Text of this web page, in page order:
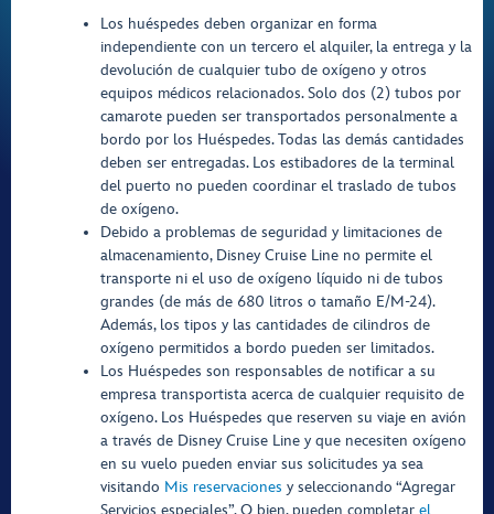
Los huéspedes deben organizar en forma
independiente con un tercero el alquiler, la entrega y la
devolución de cualquier tubo de oxígeno y otros
equipos médicos relacionados. Solo dos (2) tubos por
camarote pueden ser transportados personalmente a
bordo por los Huéspedes. Todas las demás cantidades
deben ser entregadas. Los estibadores de la terminal
del puerto no pueden coordinar el traslado de tubos
de oxígeno.
Debido a problemas de seguridad y limitaciones de
almacenamiento, Disney Cruise Line no permite el
transporte ni el uso de oxígeno líquido ni de tubos
grandes (de más de 680 litros o tamaño E/M-24).
Además, los tipos y las cantidades de cilindros de
oxígeno permitidos a bordo pueden ser limitados.
Los Huéspedes son responsables de notificar a su
empresa transportista acerca de cualquier requisito de
oxígeno. Los Huéspedes que reserven su viaje en avión
a través de Disney Cruise Line y que necesiten oxígeno
en su vuelo pueden enviar sus solicitudes ya sea
visitando Mis reservaciones y seleccionando “Agregar
Servicios especiales”. O bien, pueden completar el